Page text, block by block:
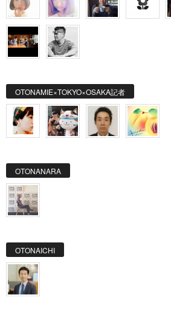
OTONAMIE×TOKYO×OSAKA記者
OTONANARA
OTONAICHI